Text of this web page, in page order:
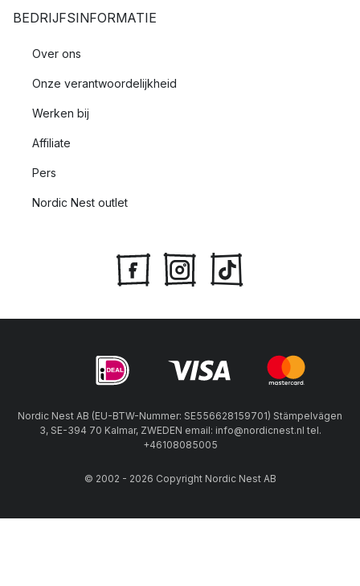
BEDRIJFSINFORMATIE
Over ons
Onze verantwoordelijkheid
Werken bij
Affiliate
Pers
Nordic Nest outlet
Nordic Nest AB (EU-BTW-Nummer: SE556628159701) Stämpelvägen
3, SE-394 70 Kalmar, ZWEDEN email: info@nordicnest.nl tel.
+46108085005
© 2002 - 2026 Copyright Nordic Nest AB